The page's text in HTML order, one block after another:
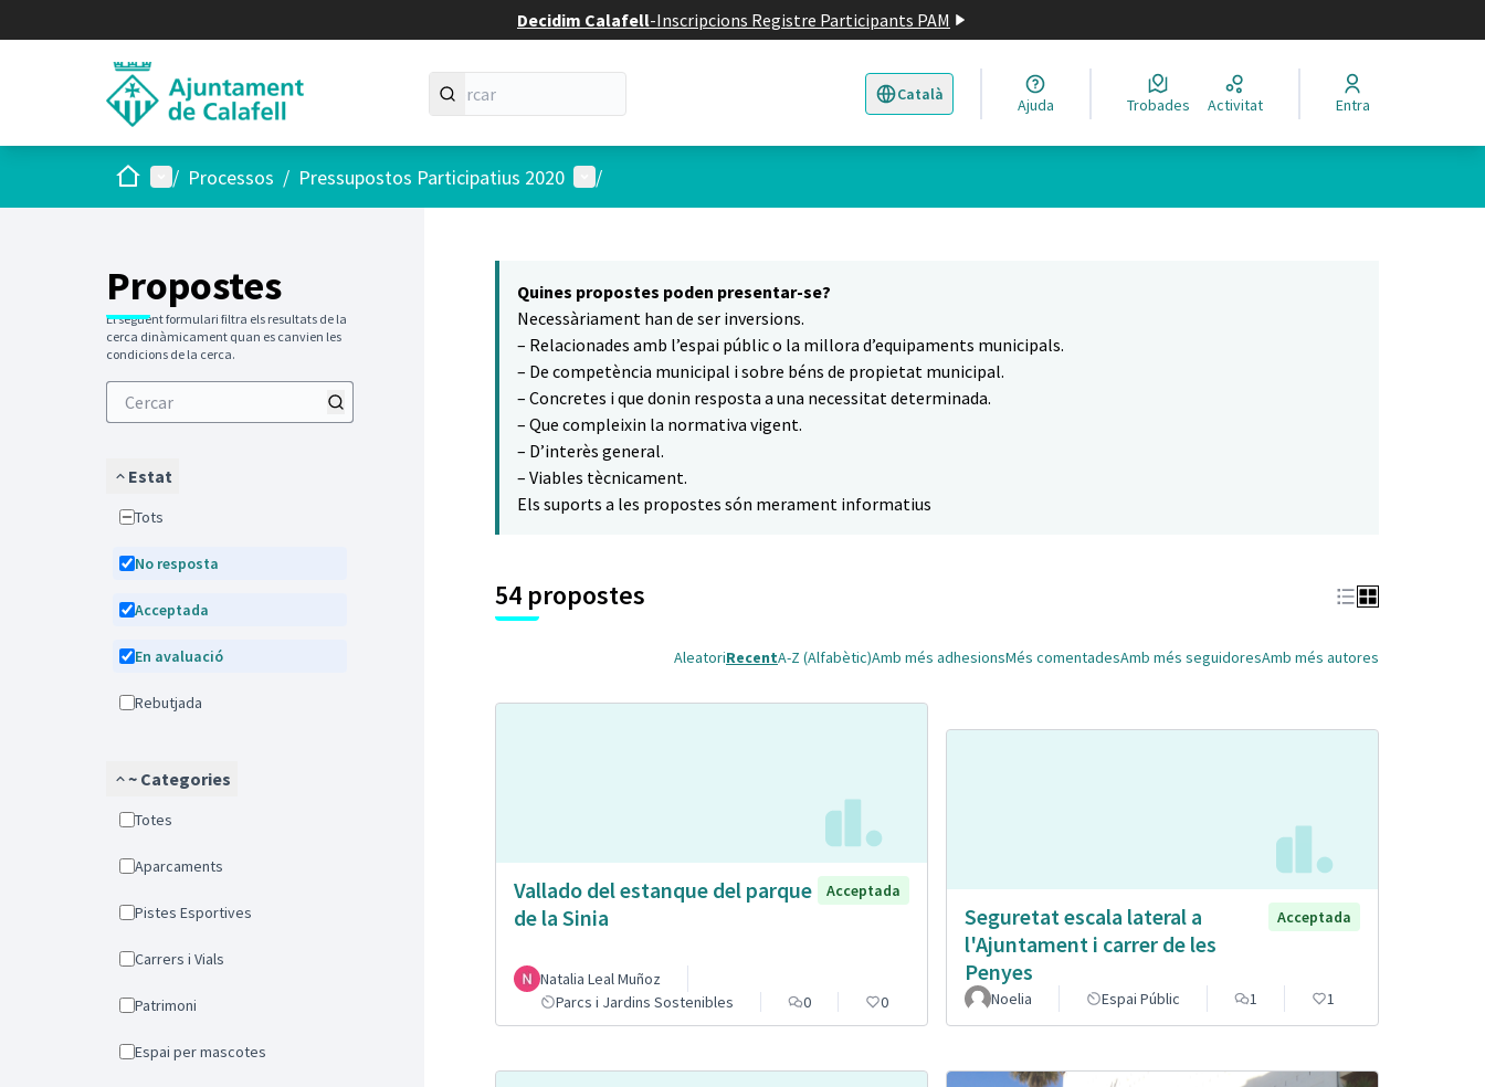
Decidim Calafell-Inscripcions Registre Participants PAM
Català
Triar la llengua Elegir el idioma
Ajuda Trobades Activitat Entra
Inici Menú principal
/ Processos / Pressupostos Participatius 2020 Menú d'usuari
/
Propostes
El següent formulari filtra els resultats de la
cerca dinàmicament quan es canvien les
condicions de la cerca.
Estat
Tots
No resposta
Acceptada
En avaluació
Rebutjada
~ Categories
Totes
Aparcaments
Pistes Esportives
Carrers i Vials
Patrimoni
Espai per mascotes
Quines propostes poden presentar-se?
Necessàriament han de ser inversions.
– Relacionades amb l’espai públic o la millora d’equipaments municipals.
– De competència municipal i sobre béns de propietat municipal.
– Concretes i que donin resposta a una necessitat determinada.
– Que compleixin la normativa vigent.
– D’interès general.
– Viables tècnicament.
Els suports a les propostes són merament informatius
54 propostes
AleatoriRecentA-Z (Alfabètic)Amb més adhesionsMés comentadesAmb més seguidoresAmb més autores
Vallado del estanque del parque
de la Sinia
Acceptada
Natalia Leal Muñoz
Parcs i Jardins Sostenibles
0 0
Seguretat escala lateral a
l'Ajuntament i carrer de les
Penyes
Acceptada
Noelia Espai Públic 1 1